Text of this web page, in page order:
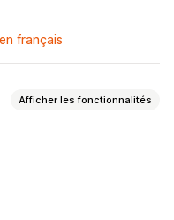
français
Afficher les fonctionnalités